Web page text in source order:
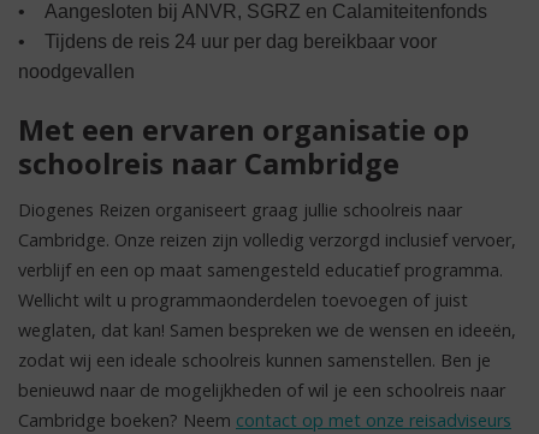
• Aangesloten bij ANVR, SGRZ en Calamiteitenfonds
• Tijdens de reis 24 uur per dag bereikbaar voor
noodgevallen
Met een ervaren organisatie op
schoolreis naar Cambridge
Diogenes Reizen organiseert graag jullie schoolreis naar
Cambridge. Onze reizen zijn volledig verzorgd inclusief vervoer,
verblijf en een op maat samengesteld educatief programma.
Wellicht wilt u programmaonderdelen toevoegen of juist
weglaten, dat kan! Samen bespreken we de wensen en ideeën,
zodat wij een ideale schoolreis kunnen samenstellen. Ben je
benieuwd naar de mogelijkheden of wil je een schoolreis naar
Cambridge boeken? Neem contact op met onze reisadviseurs